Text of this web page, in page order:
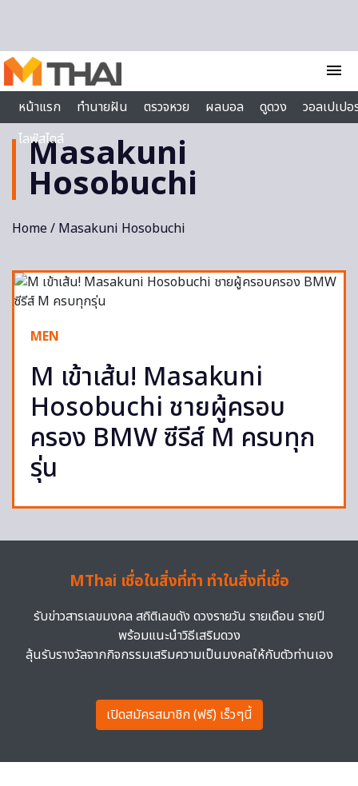
menu
หน้าแรก
ทำนายฝัน ตรวจหวย ผลบอล ดูดวง
วอลเปเป
ไลฟ์สไตล์
Masakuni
Hosobuchi
Home/ Masakuni Hosobuchi
MEN
M เข้าเส้น! Masakuni
Hosobuchi ชายผู้ครอบ
ครอง BMW ซีรีส์ M ครบทุก
รุ่น
MThai เชื่อในสิ่งที่ทำ ทำในสิ่งที่เชื่อ
รับข่าวสารเลขมงคล สถิติเลขดัง ดวงรายวัน รายเดือน รายปี
พร้อมแนะนำวิธีเสริมดวง
ลุ้นรับรางวัลจากกิจกรรมเสริมความเป็นมงคลให้กับตัวท่านเอง
เปิดสมัครสมาชิก (ฟรี) เร็วๆนี้